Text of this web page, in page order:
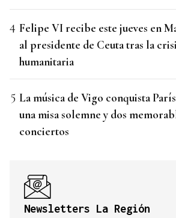
Felipe VI recibe este jueves en
al presidente de Ceuta tras la
humanitaria
La música de Vigo conquista
una misa solemne y dos
conciertos
Newsletters La Región